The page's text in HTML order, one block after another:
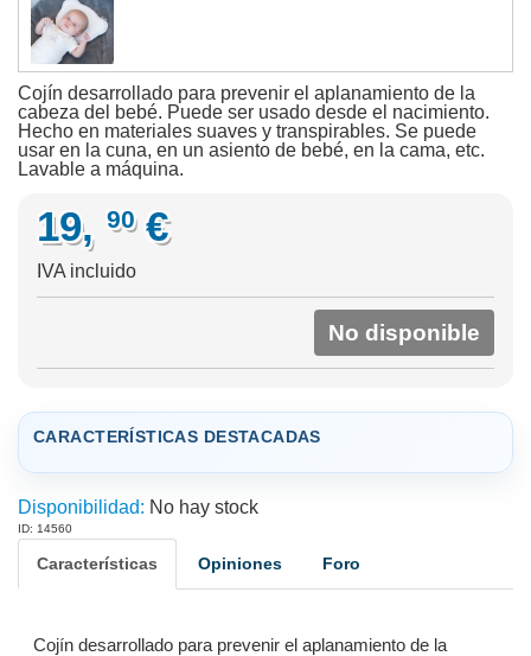
Cojín desarrollado para prevenir el aplanamiento de la
cabeza del bebé. Puede ser usado desde el nacimiento.
Hecho en materiales suaves y transpirables. Se puede
usar en la cuna, en un asiento de bebé, en la cama, etc.
Lavable a máquina.
19, 90 €
IVA incluido
No disponible
CARACTERÍSTICAS DESTACADAS
Disponibilidad: No hay stock
ID: 14560
Características Opiniones Foro
Cojín desarrollado para prevenir el aplanamiento de la